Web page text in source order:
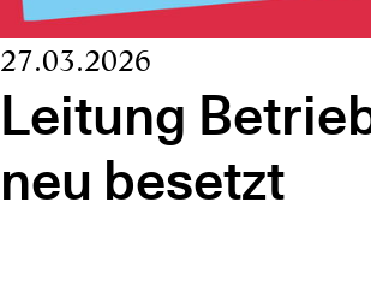
27.03.2026
Leitung
neu besetzt